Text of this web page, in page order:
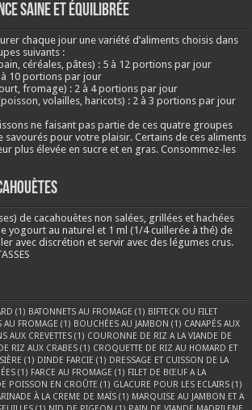
saine et équilibrée
chaque jour une variété d’aliments choisis dans
suivants :
céréales, pâtes) : 5 à 12 portions par jour
10 portions par jour
fromage) : 2 à 4 portions par jour
volailles, haricots) : 2 à 3 portions par jour
ne faisant pas partie de ces quatre groupes
savourés pour votre plaisir. Certains de ces aliments
plus élevée en sucre et en gras. Consommez-les
de cacahouètes non salées, grillées et hachées
yogourt au naturel et 1 ml (1/4 cuillerée à thé) de
avec discrétion et servir avec des légumes crus.
(1) BATONNETS AU FROMAGE (1) BIFTECK OU FILET
AU FROMAGE (1) BOUCHÉES AU JAMBON (1) CANAPÉS AUX
AUX CREVETTES (1) COURONNE DE RIZ A LA VIANDE DE
RIZ AUX CRABES (1) CROQUETTE DE RIZ AU HOMARD ET
(1) DINDE FARCIE (1) DRESSAGE ET CUISSON DE LA
(1) FARCE AU FROMAGE (1) FILET DE BŒUF A LA
POISSON EN CROÛTE (1) GLACURE POUR LES ECLAIRS (1)
À LA CREME DE MAÏS (1) MARQUISE AU JAMBON ET A